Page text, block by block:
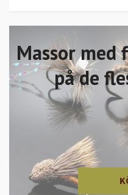
Massor
på de